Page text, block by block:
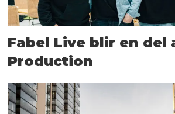
Fabel Live blir en del
Production